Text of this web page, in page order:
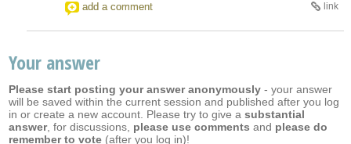
link
add a comment
Your answer
Please start posting your answer anonymously - your answer
will be saved within the current session and published after you log
in or create a new account. Please try to give a substantial
answer, for discussions, please use comments and please do
remember to vote (after you log in)!